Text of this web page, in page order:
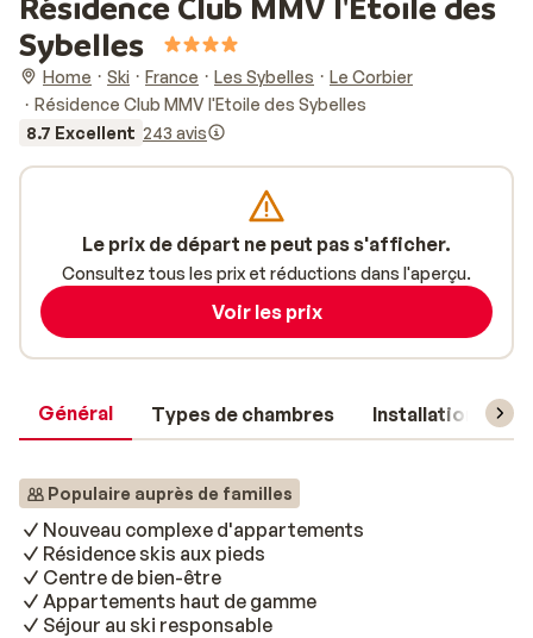
Sybelles
Home Ski France Les Sybelles
Le Corbier
Résidence Club MMV l'Etoile des Sybelles
8.7 Excellent 243 avis
Général Types de chambres Installations
Populaire auprès de familles
Nouveau complexe d'appartements
Résidence skis aux pieds
Centre de bien-être
Appartements haut de gamme
Séjour au ski responsable
Le prix de départ ne peut pas s'afficher.
Consultez tous les prix et réductions dans l'aperçu.
Voir les prix